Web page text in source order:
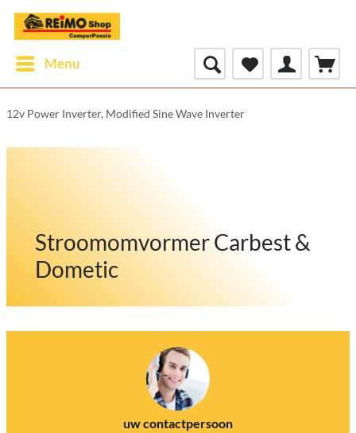
Menu
12v Power Inverter, Modified Sine Wave Inverter
Stroomomvormer Carbest &
Dometic
uw contactpersoon